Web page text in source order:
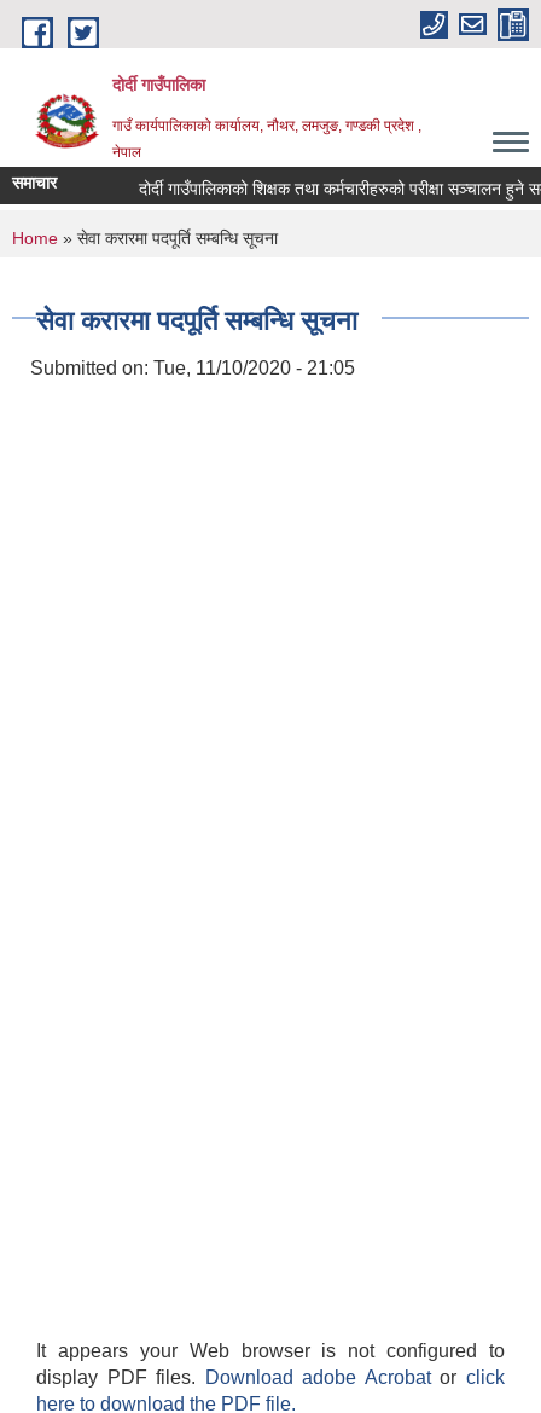
Skip to main content
दोर्दी गाउँपालिका
गाउँ कार्यपालिकाको कार्यालय, नौथर, लमजुङ, गण्डकी प्रदेश ,
नेपाल
समाचार दोर्दी गाउँपालिकाको शिक्षक तथा कर्मचारीहरुको परीक्षा सञ्चालन हुने
You are here
Home » सेवा करारमा पदपूर्ति सम्बन्धि सूचना
सेवा करारमा पदपूर्ति सम्बन्धि सूचना
Submitted on: Tue, 11/10/2020 - 21:05
It appears your Web browser is not configured to
display PDF files.
Download adobe Acrobatorclick
here to download the PDF file.